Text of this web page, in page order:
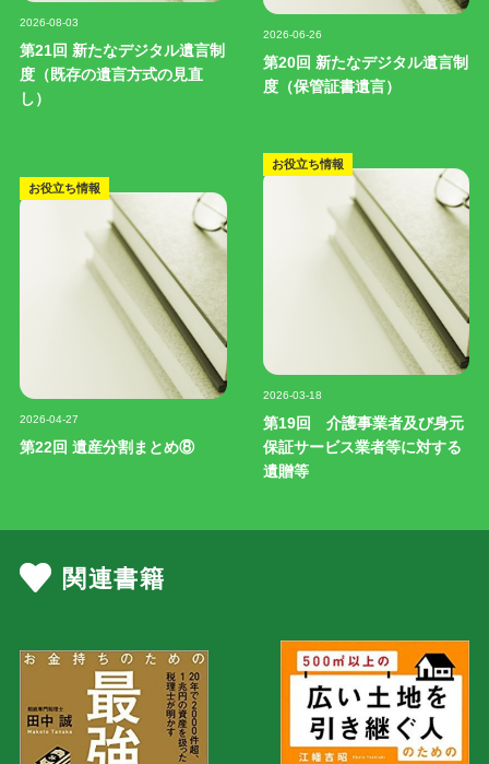
2026-08-03
第21回 新たなデジタル遺言制
度（既存の遺言方式の見直
し）
2026-06-26
第20回 新たなデジタル遺言制
度（保管証書遺言）
お役立ち情報
2026-04-27
第22回 遺産分割まとめ⑧
お役立ち情報
2026-03-18
第19回 介護事業者及び身元
保証サービス業者等に対する
遺贈等
関連書籍